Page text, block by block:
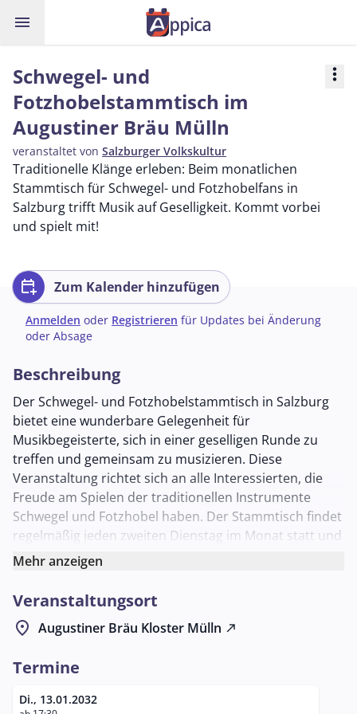
menu
Schwegel- und
Fotzhobelstammtisch im
Augustiner Bräu Mülln
veranstaltet von Salzburger Volkskultur
more_vert
Traditionelle Klänge erleben: Beim monatlichen
Stammtisch für Schwegel- und Fotzhobelfans in
Salzburg trifft Musik auf Geselligkeit. Kommt vorbei
und spielt mit!
calendar_add_on Zum Kalender hinzufügen
Anmelden oder Registrieren für Updates bei Änderung
oder Absage
Beschreibung
Der Schwegel- und Fotzhobelstammtisch in Salzburg
bietet eine wunderbare Gelegenheit für
Musikbegeisterte, sich in einer geselligen Runde zu
treffen und gemeinsam zu musizieren. Diese
Veranstaltung richtet sich an alle Interessierten, die
Freude am Spielen der traditionellen Instrumente
Schwegel und Fotzhobel haben. Der Stammtisch findet
regelmäßig jeden zweiten Dienstag im Monat statt und
bietet sowohl Anfängern als auch erfahrenen Musikern
die Möglichkeit, ihr Können zu zeigen und neue
Techniken zu erlernen.
Der Stammtisch findet im historischen Ambiente des
Augustiner Bräu Mülln, im Schlappstüberl, statt. Dieser
Atmosphäre und seine lange Tradition im Herzen von
Salzburg. Musikliebhaber können hier in entspannter
Mehr anzeigen
Veranstaltungsort
location_on Augustiner Bräu Kloster Mülln north_east
Termine
Di., 13.01.2032